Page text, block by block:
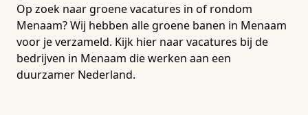
Op zoek naar groene vacatures in of rondom
Menaam? Wij hebben alle groene banen in Menaam
voor je verzameld. Kijk hier naar vacatures bij de
bedrijven in Menaam die werken aan een
duurzamer Nederland.